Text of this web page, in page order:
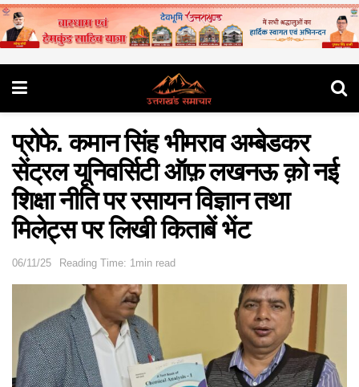
प्रोफे. कमान सिंह भीमराव अम्बेडकर
सेंट्रल यूनिवर्सिटी ऑफ़ लखनऊ क़ो नई
शिक्षा नीति पर रसायन विज्ञान तथा
मिलेट्स पर लिखी किताबें भेंट
06/11/25 Reading Time: 1min read